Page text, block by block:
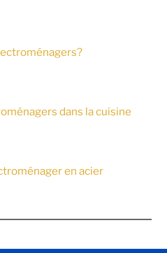
dans la cuisine
en acier